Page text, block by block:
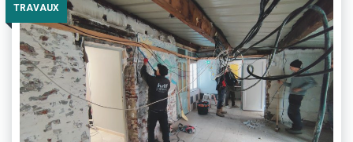
TRAVAUX